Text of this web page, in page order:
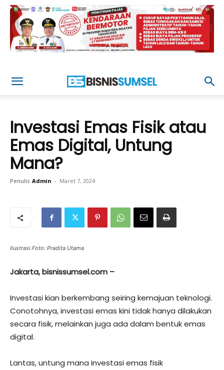
Investasi Emas Fisik atau
Emas Digital, Untung
Mana?
Penulis Admin - Maret 7, 2024
Ilustrasi.Foto: Pradita Utama
Jakarta, bisnissumsel.com –
Investasi kian berkembang seiring kemajuan teknologi.
Conotohnya, investasi emas kini tidak hanya dilakukan
secara fisik, melainkan juga ada dalam bentuk emas
digital.
Lantas, untung mana investasi emas fisik